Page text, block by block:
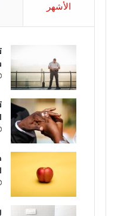
الأشهر